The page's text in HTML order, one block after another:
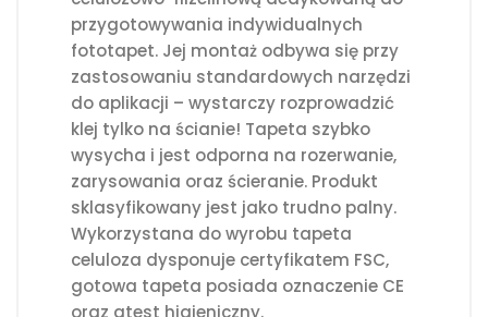
przygotowywania indywidualnych
fototapet. Jej montaż odbywa się przy
zastosowaniu standardowych narzędzi
do aplikacji – wystarczy rozprowadzić
klej tylko na ścianie! Tapeta szybko
wysycha i jest odporna na rozerwanie,
zarysowania oraz ścieranie. Produkt
sklasyfikowany jest jako trudno palny.
Wykorzystana do wyrobu tapeta
celuloza dysponuje certyfikatem FSC,
gotowa tapeta posiada oznaczenie CE